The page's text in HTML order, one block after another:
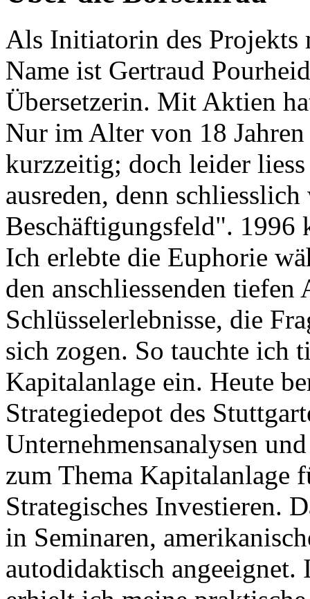
Als Initiatorin des
Name ist Gertraud
Übersetzerin. Mit Aktien
Nur im Alter von 18
kurzzeitig; doch leider
ausreden, denn
Beschäftigungsfeld". 1996
Ich erlebte die Euphorie
den anschliessenden
Schlüsselerlebnisse, die
sich zogen. So tauchte ich
Kapitalanlage ein. Heute
Strategiedepot des
Unternehmensanalysen
zum Thema Kapitalanlage
Strategisches Investieren.
in Seminaren,
autodidaktisch angeeignet.